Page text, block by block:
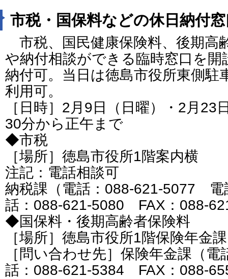
市税・国保料などの休日納付
市税、国民健康保険料、後期高
や納付相談ができる臨時窓口を
納付可。当日は徳島市役所東側駐
利用可。
［日時］2月9日（日曜）・2月23
30分から正午まで
◆市税
［場所］徳島市役所1階案内横
注記：電話相談可
納税課（電話：088-621-5077
話：088-621-5080 FAX：088-
◆国保料・後期高齢者保険料
［場所］徳島市役所1階保険年金課
［問い合わせ先］保険年金課（
話：088-621-5384 FAX：088-